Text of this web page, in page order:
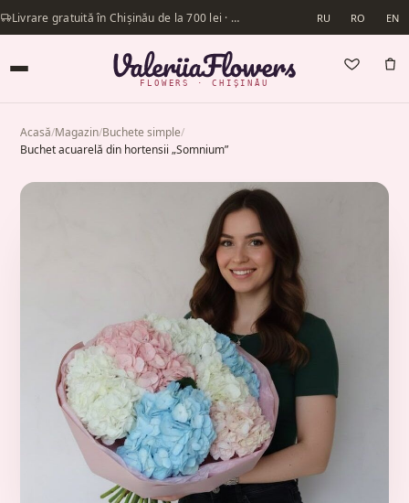
Livrare gratuită în Chișinău de la 700 lei · Livrăm în aceeași zi RU RO EN
FLOWERS · CHIȘINĂU
Acasă/Magazin/Buchete simple/
Buchet acuarelă din hortensii „Somnium”